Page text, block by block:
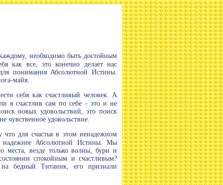
необходимо быть достойным
как все, это конечно делает нас
понимания Абсолютной Истины.
майя.
себя как счастливый человек. А
я счастлив сам по себе - это и не
новых удовольствий, это поиск
чувственное удовольствие.
что для счастья в этом ненадежном
надежнее Абсолютной Истины. Мы
места, везде только волны, бури и
спокойным и счастливым?
бедный Титаник, его признали